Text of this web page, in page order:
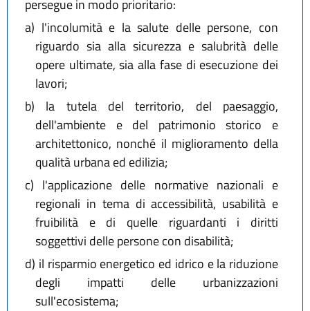
persegue in modo prioritario:
a) l'incolumità e la salute delle persone, con
riguardo sia alla sicurezza e salubrità delle
opere ultimate, sia alla fase di esecuzione dei
lavori;
b) la tutela del territorio, del paesaggio,
dell'ambiente e del patrimonio storico e
architettonico, nonché il miglioramento della
qualità urbana ed edilizia;
c) l'applicazione delle normative nazionali e
regionali in tema di accessibilità, usabilità e
fruibilità e di quelle riguardanti i diritti
soggettivi delle persone con disabilità;
d) il risparmio energetico ed idrico e la riduzione
degli impatti delle urbanizzazioni
sull'ecosistema;